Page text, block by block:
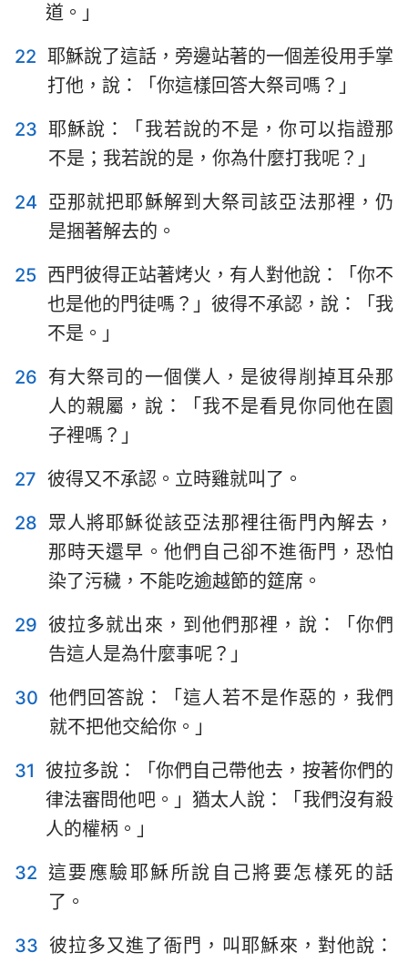
1 2 3 4 5 6
7
8
9 10 11 12 13
道。」
22 耶穌說了這話，旁邊站著的一個差役用手掌
打他，說：「你這樣回答大祭司嗎？」
23 耶穌說：「我若說的不是，你可以指證那
不是；我若說的是，你為什麼打我呢？」
24 亞那就把耶穌解到大祭司該亞法那裡，仍
是捆著解去的。
25 西門彼得正站著烤火，有人對他說：「你不
也是他的門徒嗎？」彼得不承認，說：「我
不是。」
26 有大祭司的一個僕人，是彼得削掉耳朵那
人的親屬，說：「我不是看見你同他在園
子裡嗎？」
27 彼得又不承認。立時雞就叫了。
28 眾人將耶穌從該亞法那裡往衙門內解去，
那時天還早。他們自己卻不進衙門，恐怕
染了污穢，不能吃逾越節的筵席。
29 彼拉多就出來，到他們那裡，說：「你們
告這人是為什麼事呢？」
30 他們回答說：「這人若不是作惡的，我們
就不把他交給你。」
31 彼拉多說：「你們自己帶他去，按著你們的
律法審問他吧。」猶太人說：「我們沒有殺
人的權柄。」
32 這要應驗耶穌所說自己將要怎樣死的話
了。
33 彼拉多又進了衙門，叫耶穌來，對他說：